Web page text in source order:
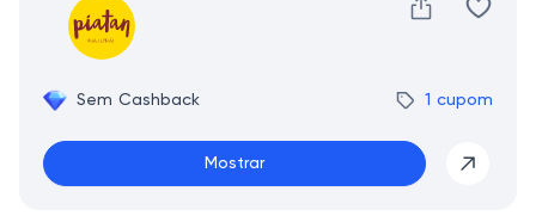
Sem Cashback 1 cupom
Mostrar